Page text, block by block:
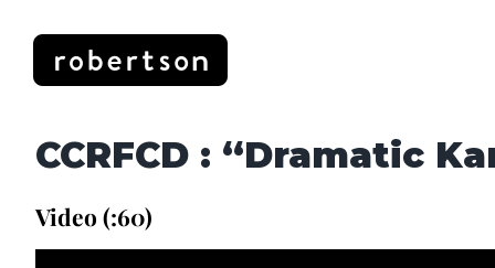
content
CCRFCD : “Dramatic
Video (:60)